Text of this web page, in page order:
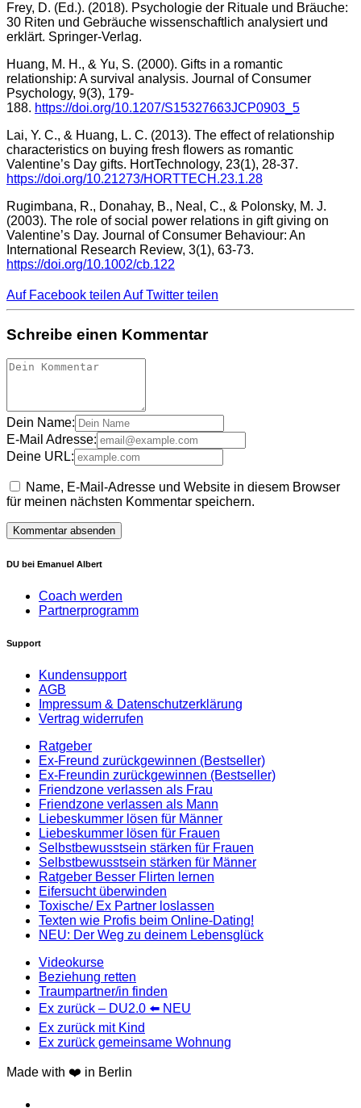
Frey, D. (Ed.). (2018). Psychologie der Rituale und Bräuche:
30 Riten und Gebräuche wissenschaftlich analysiert und
erklärt. Springer-Verlag.
Huang, M. H., & Yu, S. (2000). Gifts in a romantic
relationship: A survival analysis. Journal of Consumer
Psychology, 9(3), 179-
188. https://doi.org/10.1207/S15327663JCP0903_5
Lai, Y. C., & Huang, L. C. (2013). The effect of relationship
characteristics on buying fresh flowers as romantic
Valentine’s Day gifts. HortTechnology, 23(1), 28-37.
https://doi.org/10.21273/HORTTECH.23.1.28
Rugimbana, R., Donahay, B., Neal, C., & Polonsky, M. J.
(2003). The role of social power relations in gift giving on
Valentine’s Day. Journal of Consumer Behaviour: An
International Research Review, 3(1), 63-73.
https://doi.org/10.1002/cb.122
Auf Facebook teilen Auf Twitter teilen
Schreibe einen Kommentar
Dein Name:
E-Mail Adresse:
Deine URL:
Name, E-Mail-Adresse und Website in diesem Browser
für meinen nächsten Kommentar speichern.
DU bei Emanuel Albert
Coach werden
Partnerprogramm
Support
Kundensupport
AGB
Impressum & Datenschutzerklärung
Vertrag widerrufen
Ratgeber
Ex-Freund zurückgewinnen (Bestseller)
Ex-Freundin zurückgewinnen (Bestseller)
Friendzone verlassen als Frau
Friendzone verlassen als Mann
Liebeskummer lösen für Männer
Liebeskummer lösen für Frauen
Selbstbewusstsein stärken für Frauen
Selbstbewusstsein stärken für Männer
Ratgeber Besser Flirten lernen
Eifersucht überwinden
Toxische/ Ex Partner loslassen
Texten wie Profis beim Online-Dating!
NEU: Der Weg zu deinem Lebensglück
Videokurse
Beziehung retten
Traumpartner/in finden
Ex zurück – DU2.0 ⬅️ NEU
Ex zurück mit Kind
Ex zurück gemeinsame Wohnung
Made with ❤️ in Berlin